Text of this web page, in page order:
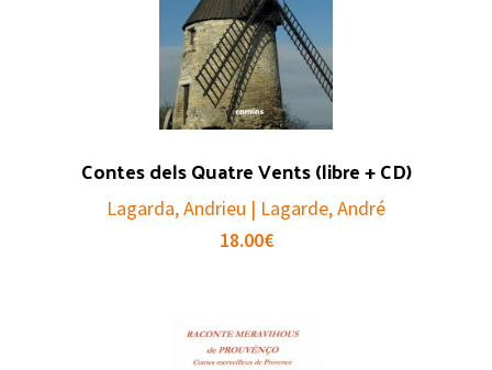
Contes dels Quatre Vents (libre + CD)
Lagarda, Andrieu | Lagarde, André
18.00€